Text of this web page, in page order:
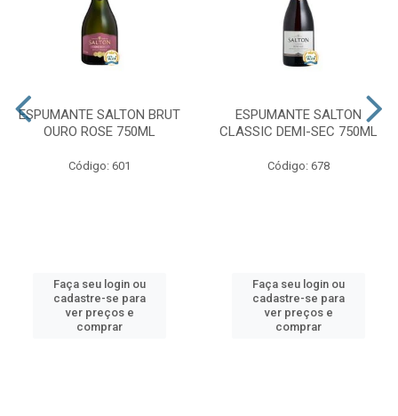
ESPUMANTE SALTON BRUT
OURO ROSE 750ML
Código: 601
Faça seu login ou
cadastre-se para
ver preços e
comprar
ESPUMANTE SALTON
CLASSIC DEMI-SEC 750ML
Código: 678
Faça seu login ou
cadastre-se para
ver preços e
comprar